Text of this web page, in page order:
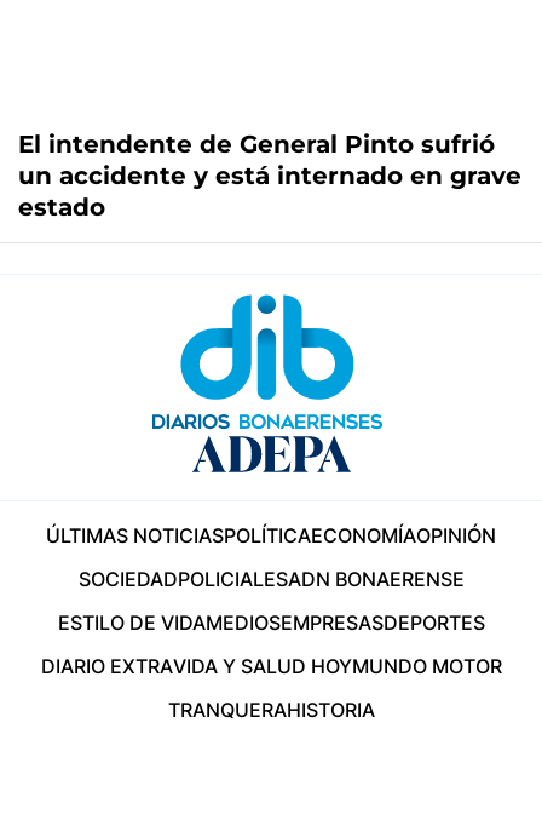
El intendente de General Pinto sufrió
un accidente y está internado en grave
estado
ÚLTIMAS NOTICIASPOLÍTICAECONOMÍAOPINIÓN
SOCIEDADPOLICIALESADN BONAERENSE
ESTILO DE VIDAMEDIOSEMPRESASDEPORTES
DIARIO EXTRAVIDA Y SALUD HOYMUNDO MOTOR
TRANQUERAHISTORIA